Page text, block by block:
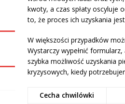
kwoty, a czas spłaty oscyluje
to, że proces ich uzyskania
W większości przypadków
Wystarczy wypełnić
szybka możliwość uzyskania
kryzysowych, kiedy
Cecha chwilówki